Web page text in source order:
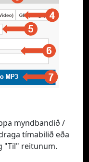
myndbandið /
tímabilið eða
"Til" reitunum.